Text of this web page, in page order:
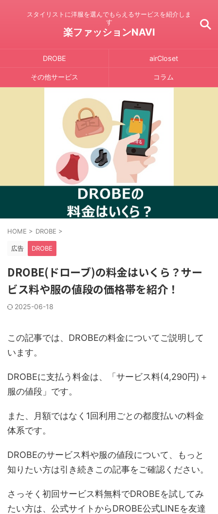
スタイリストに洋服を選んでもらえるサービスを紹介しま
す
楽ファッションNAVI
DROBE airCloset
その他サービス コラム
HOME > DROBE >
広告 DROBE
DROBE(ドローブ)の料金はいくら？サー
ビス料や服の値段の価格帯を紹介！
2025-06-18
この記事では、DROBEの料金についてご説明して
います。
DROBEに支払う料金は、「サービス料(4,290円)＋
服の値段」です。
また、月額ではなく1回利用ごとの都度払いの料金
体系です。
DROBEのサービス料や服の値段について、もっと
知りたい方は引き続きこの記事をご確認ください。
さっそく初回サービス料無料でDROBEを試してみ
たい方は、公式サイトからDROBE公式LINEを友達